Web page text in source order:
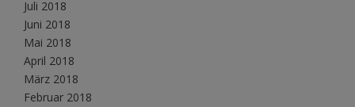
Juli 2018
Juni 2018
Mai 2018
April 2018
März 2018
Februar 2018